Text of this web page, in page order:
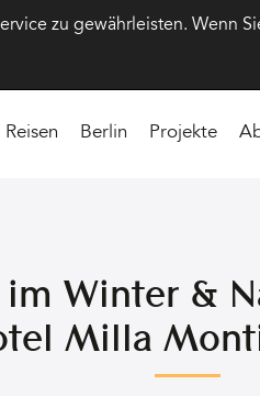
zu gewährleisten. Wenn
Reisen Berlin Projekte
Winter &
Milla